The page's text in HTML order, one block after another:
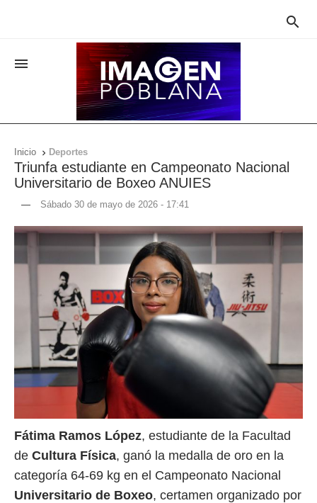


Inicio  Deportes
Triunfa estudiante en Campeonato Nacional
Universitario de Boxeo ANUIES
— Sábado 30 de mayo de 2026 - 17:41
Fátima Ramos López, estudiante de la Facultad
de Cultura Física, ganó la medalla de oro en la
categoría 64-69 kg en el Campeonato Nacional
Universitario de Boxeo, certamen organizado por